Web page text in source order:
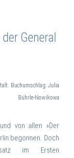
General
Buchumschlag: Julia
Bührle-Nowikowa
von allen »Der
begonnen. Doch
im Ersten